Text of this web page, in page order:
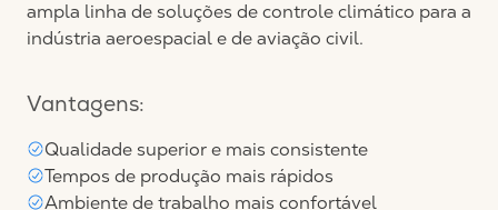
ampla linha de soluções de controle climático para a
indústria aeroespacial e de aviação civil.
Vantagens:
Qualidade superior e mais consistente
Tempos de produção mais rápidos
Ambiente de trabalho mais confortável